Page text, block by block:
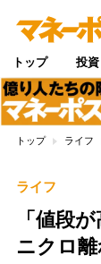
トップ 投資
トップ ライフ
ライフ
「値段
ニクロ